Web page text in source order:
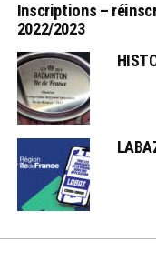
Inscriptions –
2022/2023